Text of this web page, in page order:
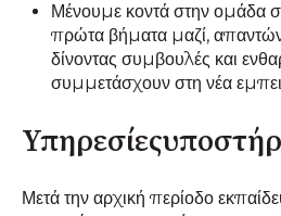
Μένουμε κοντά στην ομάδα
πρώτα βήματα μαζί,
δίνοντας συμβουλές και
συμμετάσχουν στη νέα
Μετά την αρχική περίοδο